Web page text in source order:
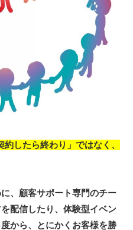
したら終わり」ではなく、
、顧客サポート専門のチー
配信したり、体験型イベン
から、とにかくお客様を勝